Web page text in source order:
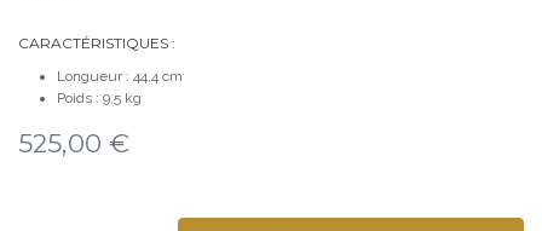
CARACTÉRISTIQUES :
Longueur : 44,4 cm
Poids : 9,5 kg
525,00 €